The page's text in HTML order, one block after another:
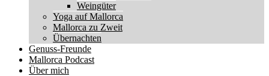
Weingüter
Yoga auf Mallorca
Mallorca zu Zweit
Übernachten
Genuss-Freunde
Mallorca Podcast
Über mich